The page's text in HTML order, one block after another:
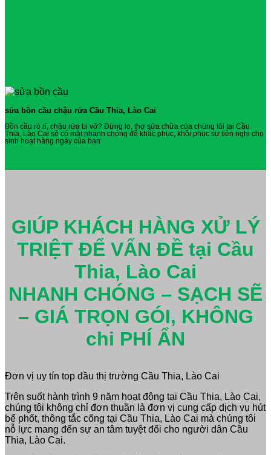
sửa bồn cầu chậu rửa Cầu Thia, Lào Cai
Bồn cầu rò rỉ, chậu rửa bị vỡ? Đừng lo, thợ sửa chữa của chúng tôi tại Cầu
Thia, Lào Cai sẽ có mặt nhanh chóng để khắc phục, khôi phục sự tiện nghi cho
sinh hoạt hàng ngày của bạn
GIÚP KHÁCH HÀNG XỬ LÝ
TRIỆT ĐỂ VẤN ĐỀ tại Cầu
Thia, Lào Cai
NHANH CHÓNG – SẠCH SẼ
– GIÁ TRỌN GÓI, KHÔNG
chi PHÍ ẨN
Đơn vị uy tín top đầu thị trường Cầu Thia, Lào Cai
Trên suốt hành trình 9 năm hoạt động tại Cầu Thia, Lào Cai,
chúng tôi không chỉ đơn thuần là đơn vị cung cấp dịch vụ hút
bể phốt, thông tắc cống tại Cầu Thia, Lào Cai mà chúng tôi
nỗ lực mang đến sự an tâm tuyệt đối cho người dân Cầu
Thia, Lào Cai.